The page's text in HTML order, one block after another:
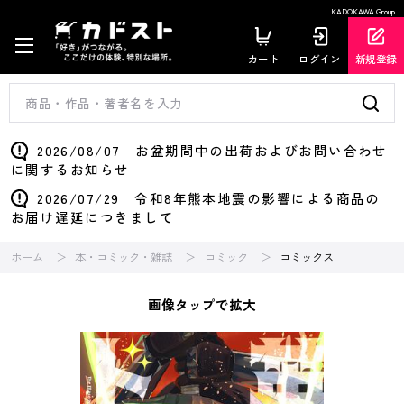
KADOKAWA Group
カート ログイン 新規登録
2026/08/07 お盆期間中の出荷およびお問い合わせ
に関するお知らせ
2026/07/29 令和8年熊本地震の影響による商品の
お届け遅延につきまして
ホーム 本・コミック・雑誌 コミック コミックス
画像タップで拡大